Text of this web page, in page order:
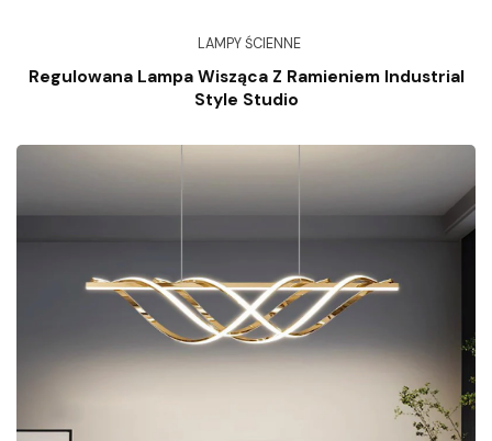
LAMPY ŚCIENNE
Regulowana Lampa Wisząca Z Ramieniem Industrial
Style Studio